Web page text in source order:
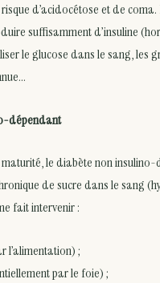
d’acidocétose et de
suffisamment d’insuline
le glucose dans le sang, les
dépendant
le diabète non
de sucre dans le sang
fait intervenir :
l’alimentation) ;
par le foie) ;